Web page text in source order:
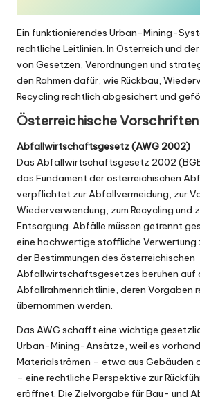
Ein funktionierendes Urban-Mining-
rechtliche Leitlinien. In Österreich und
von Gesetzen, Verordnungen und
den Rahmen dafür, wie Rückbau,
Recycling rechtlich abgesichert und
Österreichische Vorschriften
Abfallwirtschaftsgesetz (AWG 2002)
Das Abfallwirtschaftsgesetz 2002 (
das Fundament der österreichischen
verpflichtet zur Abfallvermeidung, zur
Wiederverwendung, zum Recycling und
Entsorgung. Abfälle müssen getrennt
eine hochwertige stoffliche Verwertung
der Bestimmungen des österreichischen
Abfallwirtschaftsgesetzes beruhen auf
Abfallrahmenrichtlinie, deren Vorgaben
übernommen werden.
Das AWG schafft eine wichtige
Urban-Mining-Ansätze, weil es
Materialströmen – etwa aus Gebäuden
– eine rechtliche Perspektive zur
eröffnet. Die Zielvorgabe für Bau- und